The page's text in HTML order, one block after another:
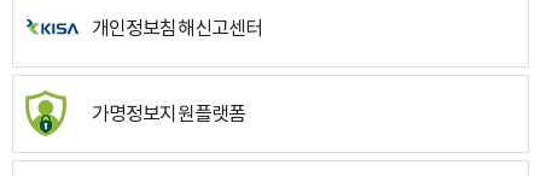
개인정보침해신고센터
가명정보지원플랫폼